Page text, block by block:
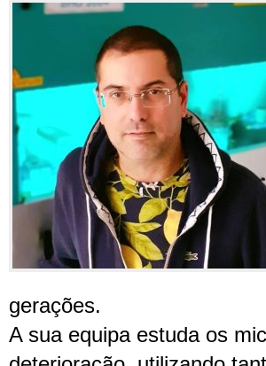
gerações.
A sua equipa estuda os